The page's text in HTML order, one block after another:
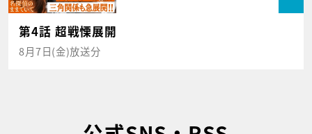
第4話 超戦慄展開
8月7日(金)放送分